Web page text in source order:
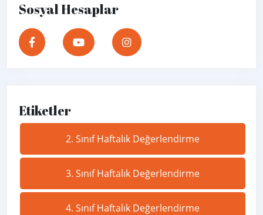
Sosyal Hesaplar
Etiketler
2. Sınıf Haftalık Değerlendirme
3. Sınıf Haftalık Değerlendirme
4. Sınıf Haftalık Değerlendirme